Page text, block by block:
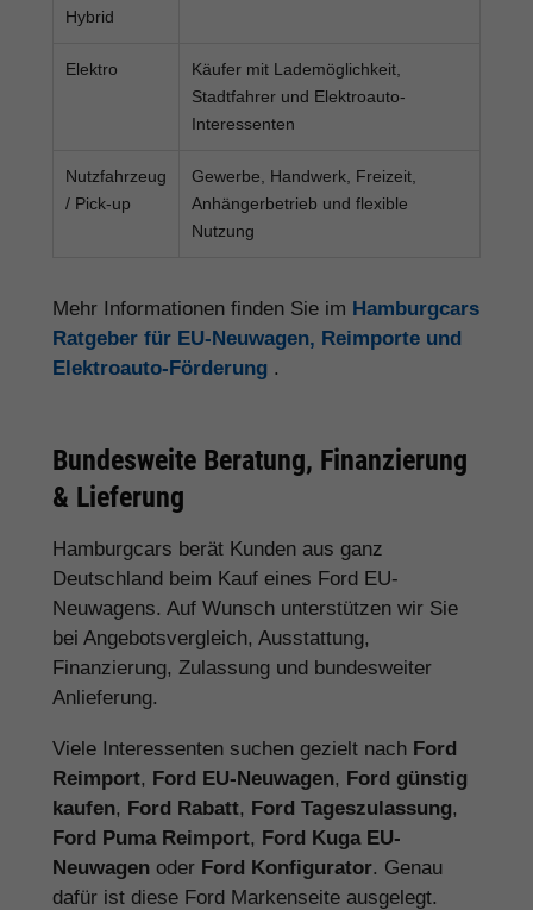
Hybrid
Elektro
Käufer mit Lademöglichkeit,
Stadtfahrer und Elektroauto-
Interessenten
Nutzfahrzeug
/ Pick-up
Gewerbe, Handwerk, Freizeit,
Anhängerbetrieb und flexible
Nutzung
Mehr Informationen finden Sie im Hamburgcars
Ratgeber für EU-Neuwagen, Reimporte und
Elektroauto-Förderung .
Bundesweite Beratung, Finanzierung
& Lieferung
Hamburgcars berät Kunden aus ganz
Deutschland beim Kauf eines Ford EU-
Neuwagens. Auf Wunsch unterstützen wir Sie
bei Angebotsvergleich, Ausstattung,
Finanzierung, Zulassung und bundesweiter
Anlieferung.
Viele Interessenten suchen gezielt nach Ford
Reimport, Ford EU-Neuwagen, Ford günstig
kaufen, Ford Rabatt, Ford Tageszulassung,
Ford Puma Reimport, Ford Kuga EU-
Neuwagen oder Ford Konfigurator. Genau
dafür ist diese Ford Markenseite ausgelegt.